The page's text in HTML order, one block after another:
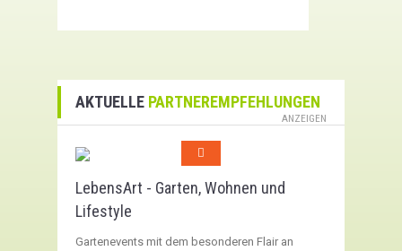
AKTUELLE PARTNEREMPFEHLUNGEN
ANZEIGEN
LebensArt - Garten, Wohnen und
Lifestyle
Gartenevents mit dem besonderen Flair an